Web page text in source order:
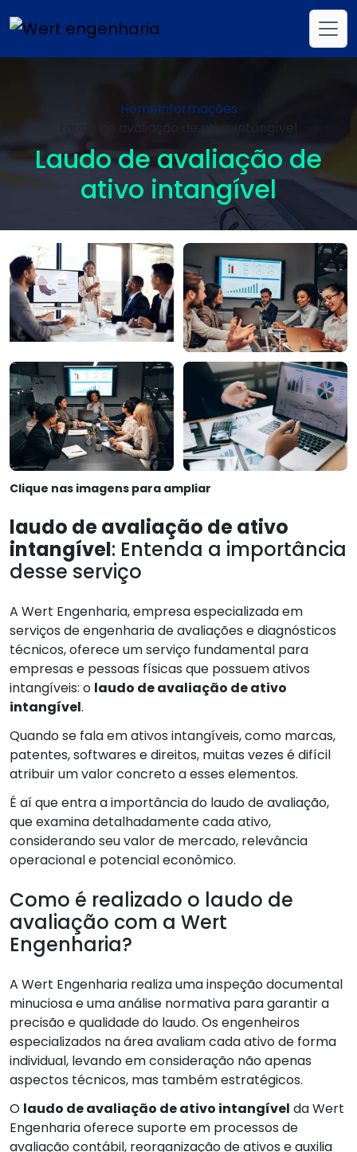
HomeInformações
Laudo de avaliação de
ativo intangível
Clique nas imagens para ampliar
laudo de avaliação de ativo
intangível: Entenda a importância
desse serviço
A Wert Engenharia, empresa especializada em
serviços de engenharia de avaliações e diagnósticos
técnicos, oferece um serviço fundamental para
empresas e pessoas físicas que possuem ativos
intangíveis: o laudo de avaliação de ativo
intangível.
Quando se fala em ativos intangíveis, como marcas,
patentes, softwares e direitos, muitas vezes é difícil
atribuir um valor concreto a esses elementos.
É aí que entra a importância do laudo de avaliação,
que examina detalhadamente cada ativo,
considerando seu valor de mercado, relevância
operacional e potencial econômico.
Como é realizado o laudo de
avaliação com a Wert
Engenharia?
A Wert Engenharia realiza uma inspeção documental
minuciosa e uma análise normativa para garantir a
precisão e qualidade do laudo. Os engenheiros
especializados na área avaliam cada ativo de forma
individual, levando em consideração não apenas
aspectos técnicos, mas também estratégicos.
O laudo de avaliação de ativo intangível da Wert
Engenharia oferece suporte em processos de
avaliação contábil, reorganização de ativos e auxilia